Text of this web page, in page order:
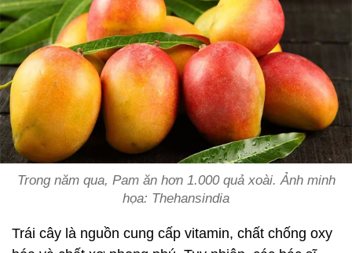
Trong năm qua, Pam ăn hơn 1.000 quả xoài. Ảnh minh
họa: Thehansindia
Trái cây là nguồn cung cấp vitamin, chất chống oxy